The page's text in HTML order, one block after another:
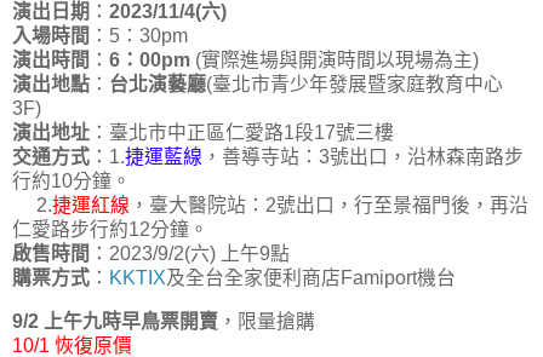
演出日期 ： 2023/11/4(六)
入場時間 ：5：30pm
演出時間 ： 6：00pm (實際進場與開演時間以現場為主)
演出地點 ： 台北演藝廳(臺北市青少年發展暨家庭教育中心
3F)
演出地址 ：臺北市中正區仁愛路1段17號三樓
交通方式 ：1.捷運藍線 ，善導寺站：3號出口，沿林森南路步
行約10分鐘。
2.捷運紅線 ，臺大醫院站：2號出口，行至景福門後，再沿
仁愛路步行約12分鐘。
啟售時間 ：2023/9/2(六) 上午9點
購票方式 ： KKTIX及全台全家便利商店Famiport機台
9/2 上午九時早鳥票開賣 ，限量搶購
10/1 恢復原價